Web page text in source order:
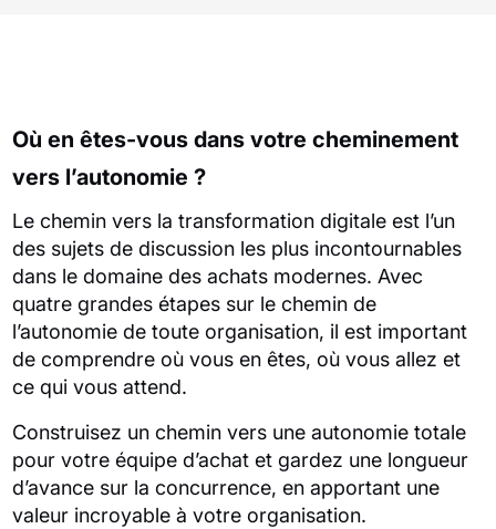
Où en êtes-vous dans votre cheminement
vers l’autonomie ?
Le chemin vers la transformation digitale est l’un
des sujets de discussion les plus incontournables
dans le domaine des achats modernes. Avec
quatre grandes étapes sur le chemin de
l’autonomie de toute organisation, il est important
de comprendre où vous en êtes, où vous allez et
ce qui vous attend.
Construisez un chemin vers une autonomie totale
pour votre équipe d’achat et gardez une longueur
d’avance sur la concurrence, en apportant une
valeur incroyable à votre organisation.